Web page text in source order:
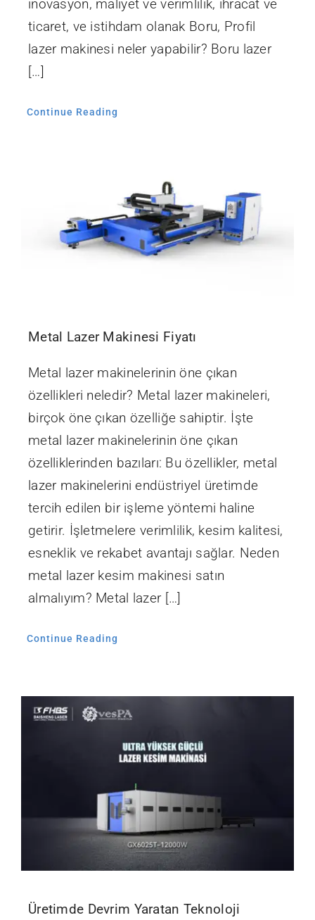
inovasyon, maliyet ve verimlilik, ihracat ve
ticaret, ve istihdam olanak Boru, Profil
lazer makinesi neler yapabilir? Boru lazer
[…]
Continue Reading
Metal Lazer Makinesi Fiyatı
Metal lazer makinelerinin öne çıkan
özellikleri neledir? Metal lazer makineleri,
birçok öne çıkan özelliğe sahiptir. İşte
metal lazer makinelerinin öne çıkan
özelliklerinden bazıları: Bu özellikler, metal
lazer makinelerini endüstriyel üretimde
tercih edilen bir işleme yöntemi haline
getirir. İşletmelere verimlilik, kesim kalitesi,
esneklik ve rekabet avantajı sağlar. Neden
metal lazer kesim makinesi satın
almalıyım? Metal lazer […]
Continue Reading
Üretimde Devrim Yaratan Teknoloji